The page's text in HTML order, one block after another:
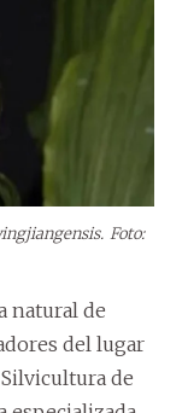
Foto:
natural de
del lugar
de